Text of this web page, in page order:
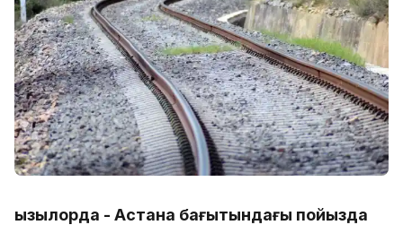
Қызылорда - Астана бағытындағы пойызда